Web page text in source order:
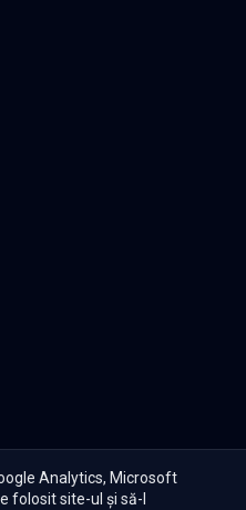
Analytics, Microsoft
folosit site-ul și să-l